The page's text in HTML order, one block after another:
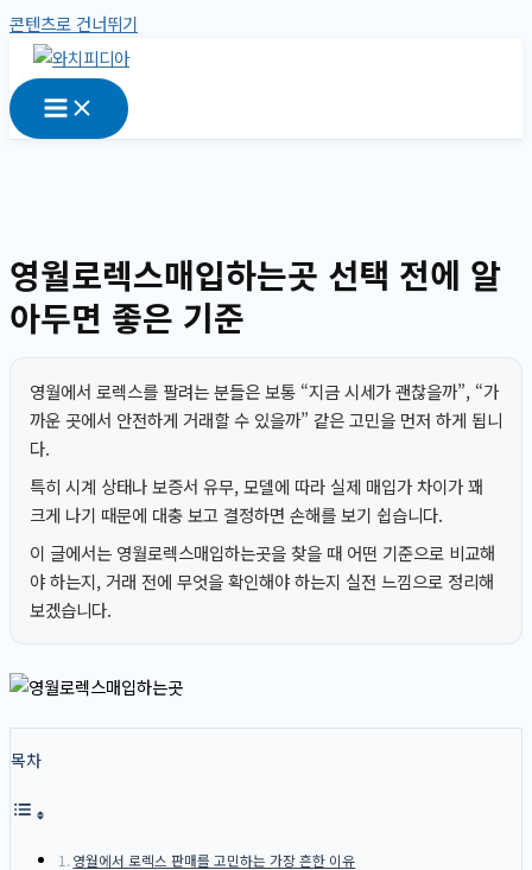
콘텐츠로 건너뛰기
영월로렉스매입하는곳 선택 전에 알
아두면 좋은 기준
영월에서 로렉스를 팔려는 분들은 보통 “지금 시세가 괜찮을까”, “가
까운 곳에서 안전하게 거래할 수 있을까” 같은 고민을 먼저 하게 됩니
다.
특히 시계 상태나 보증서 유무, 모델에 따라 실제 매입가 차이가 꽤
크게 나기 때문에 대충 보고 결정하면 손해를 보기 쉽습니다.
이 글에서는 영월로렉스매입하는곳을 찾을 때 어떤 기준으로 비교해
야 하는지, 거래 전에 무엇을 확인해야 하는지 실전 느낌으로 정리해
보겠습니다.
목차
영월에서 로렉스 판매를 고민하는 가장 흔한 이유